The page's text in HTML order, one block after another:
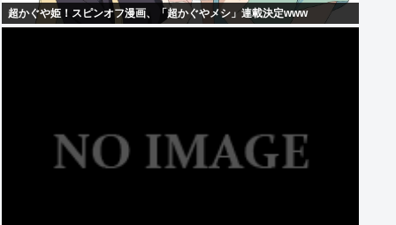
超かぐや姫！スピンオフ漫画、「超かぐやメシ」連載決定www